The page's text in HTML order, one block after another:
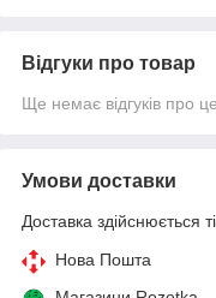
Відгуки про товар
Ще немає відгуків про
Умови доставки
Доставка здійснюється
Нова Пошта